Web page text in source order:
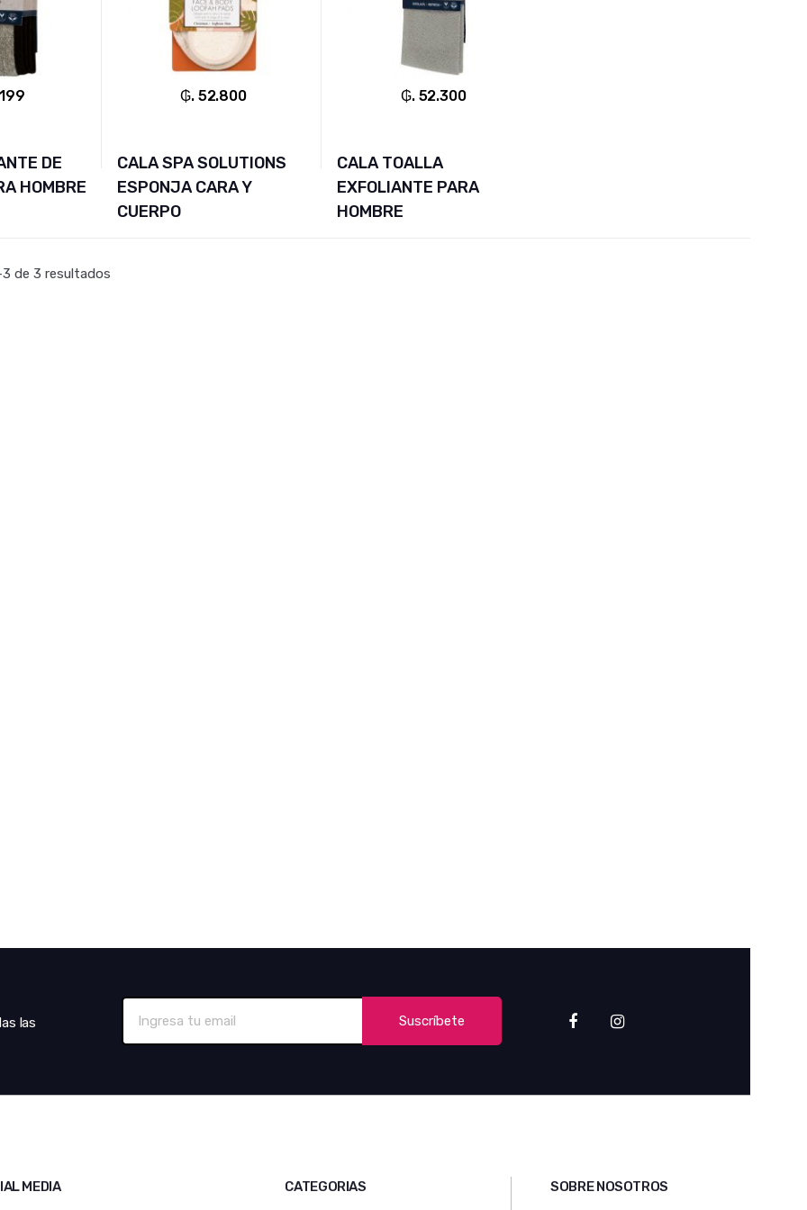
DE
HOMBRE
₲. 52.800
CALA SPA SOLUTIONS
ESPONJA CARA Y
CUERPO
₲. 52.300
CALA TOALLA
EXFOLIANTE PARA
HOMBRE
de 3 resultados
las Suscríbete
MEDIA CATEGORIAS SOBRE NOSOTROS